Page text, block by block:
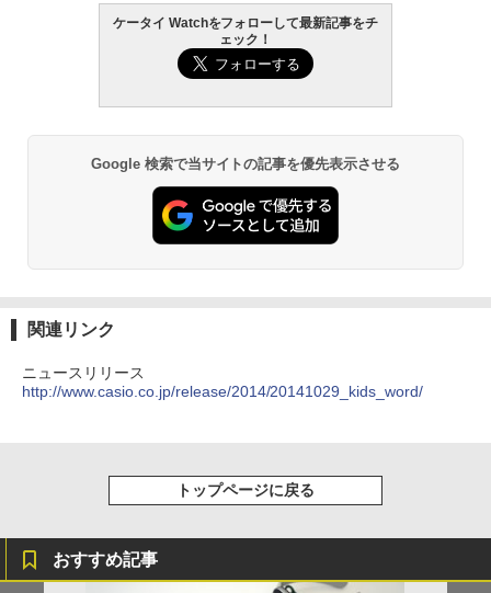
ケータイ Watchをフォローして最新記事をチ
ェック！
Google 検索で当サイトの記事を優先表示させる
関連リンク
ニュースリリース
http://www.casio.co.jp/release/2014/20141029_kids_word/
トップページに戻る
おすすめ記事